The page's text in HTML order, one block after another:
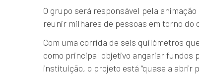
O grupo será responsável pela
reunir milhares de pessoas em torno do
Com uma corrida de seis quilómetros
como principal objetivo angariar fundos
instituição, o projeto está “quase a abrir